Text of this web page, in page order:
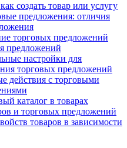
создать товар или услугу
предложения: отличия
торговых предложений
предложений
настройки для
торговых предложений
действия с торговыми
каталог в товарах
и торговых предложений
товаров в зависимости